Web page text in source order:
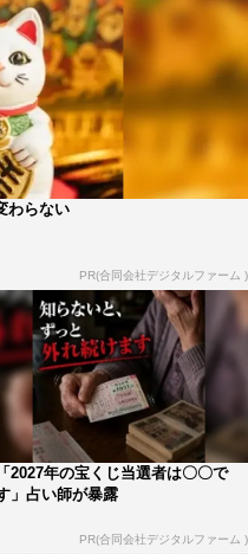
る坂口。復帰を宣言し、
、美川は大説教。号泣、
衝撃的な展開に。さら
る。
わらない
PR(合同会社デジタルファーム )
「2027年の宝くじ当選者は〇〇で
」占い師が暴露
PR(合同会社デジタルファーム )